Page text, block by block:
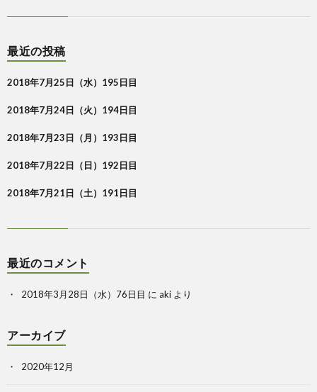
最近の投稿
2018年7月25日（水）195日目
2018年7月24日（火）194日目
2018年7月23日（月）193日目
2018年7月22日（日）192日目
2018年7月21日（土）191日目
最近のコメント
2018年3月28日（水）76日目 に aki より
アーカイブ
2020年12月